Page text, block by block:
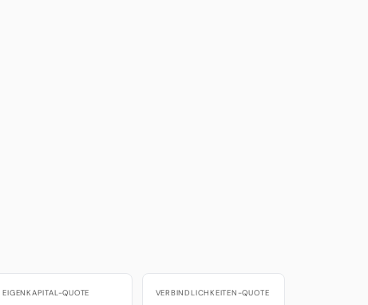
EIGENKAPITAL-QUOTE VERBINDLICHKEITEN-QUOTE